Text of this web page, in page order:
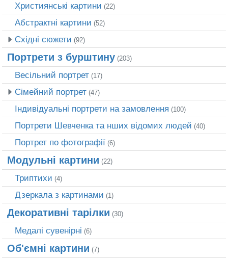
Християнські картини (22)
Абстрактні картини (52)
Східні сюжети (92)
Портрети з бурштину (203)
Весільний портрет (17)
Сімейний портрет (47)
Індивідуальні портрети на замовлення (100)
Портрети Шевченка та нших відомих людей (40)
Портрет по фотографії (6)
Модульні картини (22)
Триптихи (4)
Дзеркала з картинами (1)
Декоративні тарілки (30)
Медалі сувенірні (6)
Об'ємні картини (7)